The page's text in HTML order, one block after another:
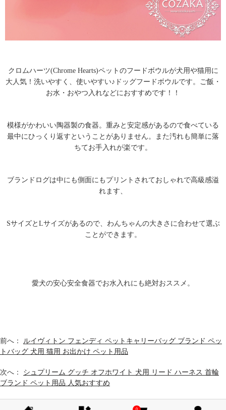
クロムハーツ(Chrome Hearts)ペットのフードボウルが犬用や猫用に
大人気！洗いやすく、使いやすい♪ドッグフードボウルです。ご飯・
お水・おやつ入れなどにおすすめです！！
模様がかわいい陶器製の食器。重みと安定感があるので食べている
最中にひっくり返すということがありません。また汚れも簡単に落
ちてお手入れが楽です。
ブランドログは中にも側面にもプリントされておしゃれで高級感溢
れます、
SサイズとLサイズがあるので、わんちゃんの大きさに合わせて選ぶ
ことができます。
愛犬の安心安全食器でお水入れにも絶対おススメ。
前へ： ルイヴィトン フェンディ ペットキャリーバッグ ブランド ペッ
トバッグ 犬用 猫用 お出かけ ペット用品
次へ： シュプリーム グッチ オフホワイト 犬用 リード ハーネス 首輪
ブランド ペット用品 人気おすすめ